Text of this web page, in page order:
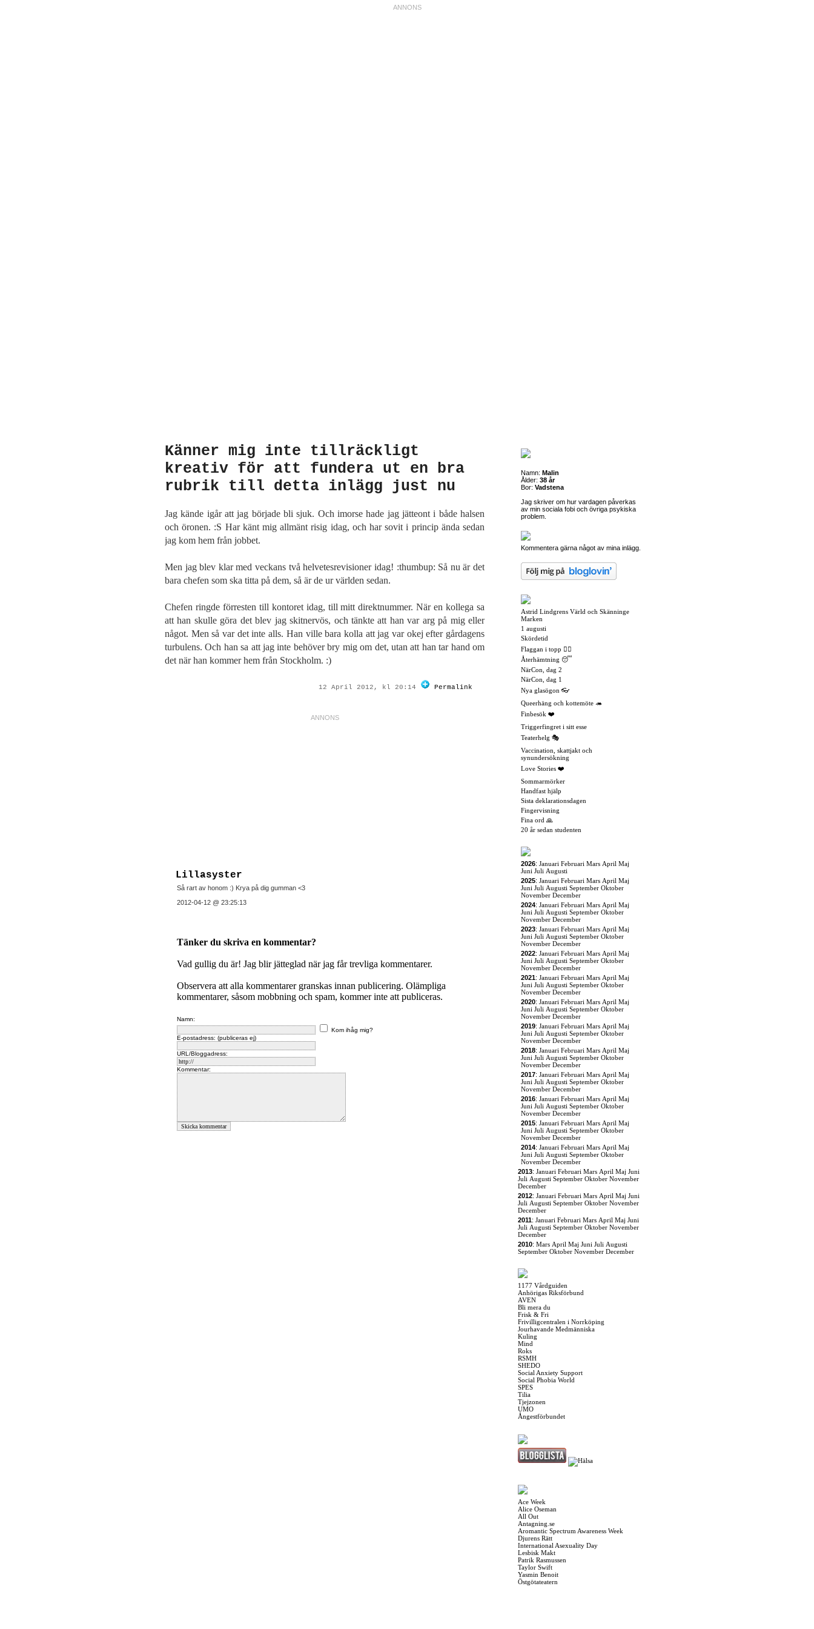
Känner mig inte tillräckligt
kreativ för att fundera ut en bra
rubrik till detta inlägg just nu
Jag kände igår att jag började bli sjuk. Och imorse hade jag jätteont i både halsen
och öronen. :S Har känt mig allmänt risig idag, och har sovit i princip ända sedan
jag kom hem från jobbet.
Men jag blev klar med veckans två helvetesrevisioner idag! :thumbup: Så nu är det
bara chefen som ska titta på dem, så är de ur världen sedan.
Chefen ringde förresten till kontoret idag, till mitt direktnummer. När en kollega sa
att han skulle göra det blev jag skitnervös, och tänkte att han var arg på mig eller
något. Men så var det inte alls. Han ville bara kolla att jag var okej efter gårdagens
turbulens. Och han sa att jag inte behöver bry mig om det, utan att han tar hand om
det när han kommer hem från Stockholm. :)
12 April 2012, kl 20:14 Permalink
Lillasyster
Så rart av honom :) Krya på dig gumman <3
2012-04-12 @ 23:25:13
Tänker du skriva en kommentar?
Vad gullig du är! Jag blir jätteglad när jag får trevliga kommentarer.
Observera att alla kommentarer granskas innan publicering. Olämpliga
kommentarer, såsom mobbning och spam, kommer inte att publiceras.
Namn:
Kom ihåg mig?
E-postadress: (publiceras ej)
URL/Bloggadress:
Kommentar:
Namn: Malin
Ålder: 38 år
Bor: Vadstena
Jag skriver om hur vardagen påverkas
av min sociala fobi och övriga psykiska
problem.
Kommentera gärna något av mina inlägg.
Astrid Lindgrens Värld och Skänninge
Marken
1 augusti
Skördetid
Flaggan i topp 🏳️‍🌈
Återhämtning 😴
NärCon, dag 2
NärCon, dag 1
Nya glasögon 👓
Queerhäng och kottemöte 🦔
Finbesök ❤️
Triggerfingret i sitt esse
Teaterhelg 🎭
Vaccination, skattjakt och
synundersökning
Love Stories ❤️
Sommarmörker
Handfast hjälp
Sista deklarationsdagen
Fingervisning
Fina ord 🙏
20 år sedan studenten
2026: Januari Februari Mars April Maj
Juni Juli Augusti
2025: Januari Februari Mars April Maj
Juni Juli Augusti September Oktober
November December
2024: Januari Februari Mars April Maj
Juni Juli Augusti September Oktober
November December
2023: Januari Februari Mars April Maj
Juni Juli Augusti September Oktober
November December
2022: Januari Februari Mars April Maj
Juni Juli Augusti September Oktober
November December
2021: Januari Februari Mars April Maj
Juni Juli Augusti September Oktober
November December
2020: Januari Februari Mars April Maj
Juni Juli Augusti September Oktober
November December
2019: Januari Februari Mars April Maj
Juni Juli Augusti September Oktober
November December
2018: Januari Februari Mars April Maj
Juni Juli Augusti September Oktober
November December
2017: Januari Februari Mars April Maj
Juni Juli Augusti September Oktober
November December
2016: Januari Februari Mars April Maj
Juni Juli Augusti September Oktober
November December
2015: Januari Februari Mars April Maj
Juni Juli Augusti September Oktober
November December
2014: Januari Februari Mars April Maj
Juni Juli Augusti September Oktober
November December
2013: Januari Februari Mars April Maj Juni
Juli Augusti September Oktober November
December
2012: Januari Februari Mars April Maj Juni
Juli Augusti September Oktober November
December
2011: Januari Februari Mars April Maj Juni
Juli Augusti September Oktober November
December
2010: Mars April Maj Juni Juli Augusti
September Oktober November December
1177 Vårdguiden
Anhörigas Riksförbund
AVEN
Bli mera du
Frisk & Fri
Frivilligcentralen i Norrköping
Jourhavande Medmänniska
Kuling
Mind
Roks
RSMH
SHEDO
Social Anxiety Support
Social Phobia World
SPES
Tilia
Tjejzonen
UMO
Ångestförbundet
Ace Week
Alice Oseman
All Out
Antagning.se
Aromantic Spectrum Awareness Week
Djurens Rätt
International Asexuality Day
Lesbisk Makt
Patrik Rasmussen
Taylor Swift
Yasmin Benoit
Östgötateatern